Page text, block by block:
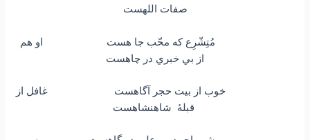
صفات اللهست
مُتِشّرِع كه محّب جا هست او هم
از بي خبري در چاهست
خوب از بيت حجر آگاهست غافل از
قبلۀ شاهنشاهست